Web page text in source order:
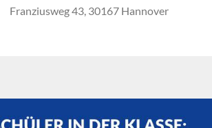
Franziusweg 43, 30167 Hannover